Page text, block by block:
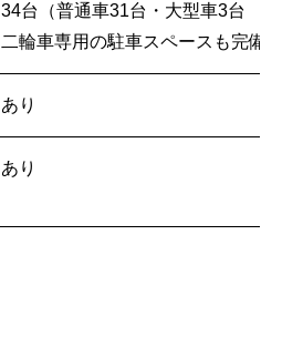
34台（普通車31台・大型車3台 【
二輪車専用の駐車スペースも完備
あり
あり